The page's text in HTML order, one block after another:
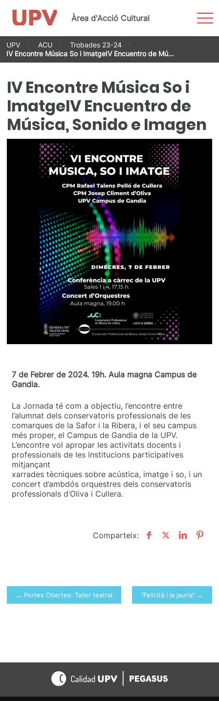
Vés
contingut
Àrea d'Acció Cultural
UPV ACU
Trobades 23-24
IV Encontre Música So i ImatgeIV Encuentro de Mú…
IV Encontre Música So i
ImatgeIV Encuentro de
Música, Sonido e Imagen
7 de Febrer de 2024. 19h. Aula magna Campus de
Gandia.
La Jornada té com a objectiu, l’encontre entre
l’alumnat dels conservatoris professionals de les
comarques de la Safor i la Ribera, i el seu campus
més proper, el Campus de Gandia de la UPV.
L’encontre vol apropar les activitats docents i
professionals de les institucions participatives
mitjançant
xarrades tècniques sobre acústica, imatge i so, i un
concert d’ambdós orquestres dels conservatoris
professionals d’Oliva i Cullera.
Comparteix:
Navegació
d'entrades
← Portes Obertes: Taller teatral “Felicità i la jauría” →